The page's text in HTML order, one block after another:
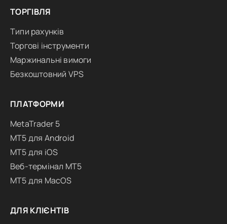
ТОРГІВЛЯ
Типи рахунків
Торгові інструменти
Маржинальні вимоги
Безкоштовний VPS
ПЛАТФОРМИ
MetaTrader 5
MT5 для Android
MT5 для iOS
Веб-термінал MT5
MT5 для MacOS
ДЛЯ КЛІЄНТІВ